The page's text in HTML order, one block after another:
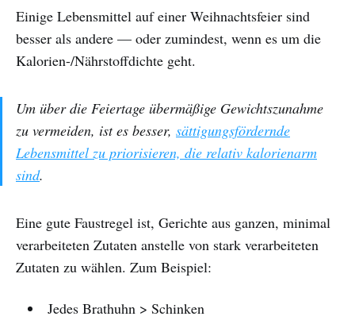
Einige Lebensmittel auf einer Weihnachtsfeier sind
besser als andere — oder zumindest, wenn es um die
Kalorien-/Nährstoffdichte geht.
Um über die Feiertage übermäßige Gewichtszunahme
zu vermeiden, ist es besser, sättigungsfördernde
Lebensmittel zu priorisieren, die relativ kalorienarm
sind.
Eine gute Faustregel ist, Gerichte aus ganzen, minimal
verarbeiteten Zutaten anstelle von stark verarbeiteten
Zutaten zu wählen. Zum Beispiel:
Jedes Brathuhn > Schinken